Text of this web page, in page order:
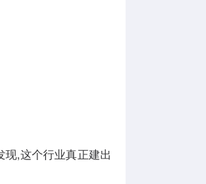
,这个行业真正建出